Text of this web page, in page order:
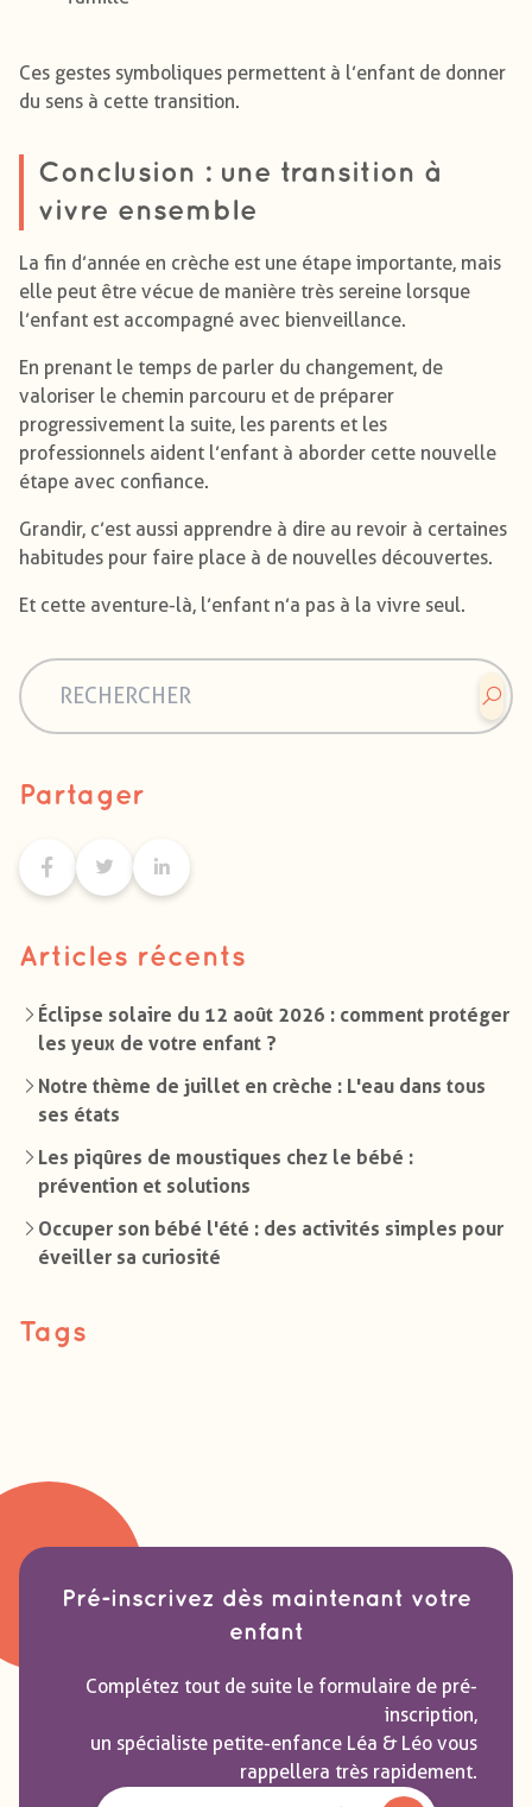
Ces gestes symboliques permettent à l’enfant de donner
du sens à cette transition.
Conclusion : une transition à
vivre ensemble
La fin d’année en crèche est une étape importante, mais
elle peut être vécue de manière très sereine lorsque
l’enfant est accompagné avec bienveillance.
En prenant le temps de parler du changement, de
valoriser le chemin parcouru et de préparer
progressivement la suite, les parents et les
professionnels aident l’enfant à aborder cette nouvelle
étape avec confiance.
Grandir, c’est aussi apprendre à dire au revoir à certaines
habitudes pour faire place à de nouvelles découvertes.
Et cette aventure-là, l’enfant n’a pas à la vivre seul.
Partager
Articles récents
Éclipse solaire du 12 août 2026 : comment protéger
les yeux de votre enfant ?
Notre thème de juillet en crèche : L'eau dans tous
ses états
Les piqûres de moustiques chez le bébé :
prévention et solutions
Occuper son bébé l'été : des activités simples pour
éveiller sa curiosité
Tags
Pré-inscrivez dès maintenant votre
enfant
Complétez tout de suite le formulaire de pré-
inscription,
un spécialiste petite-enfance Léa & Léo vous
rappellera très rapidement.